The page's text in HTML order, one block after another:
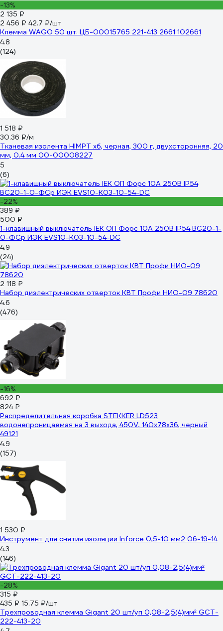
-13%
2 135 ₽
2 456 ₽ 42.7 ₽/шт
Клемма WAGO 50 шт. ЦБ-00015765 221-413 2661 102661
4.8
(124)
1 518 ₽
30.36 ₽/м
Тканевая изолента HIMPT хб, черная, 300 г, двухсторонняя, 20
мм, 0.4 мм 00-00008227
5
(6)
-22%
389 ₽
500 ₽
1-клавишный выключатель IEK ОП Форс 10А 250В IP54 BC20-1-
0-ФСр ИЭК EVS10-K03-10-54-DC
4.9
(24)
2 118 ₽
Набор диэлектрических отверток КВТ Профи НИО-09 78620
4.6
(476)
-16%
692 ₽
824 ₽
Распределительная коробка STEKKER LD523
водонепроницаемая на 3 выхода, 450V, 140x78x36, черный
49121
4.9
(157)
1 530 ₽
Инструмент для снятия изоляции Inforce 0,5-10 мм2 06-19-14
4.3
(146)
-28%
315 ₽
435 ₽ 15.75 ₽/шт
Трехпроводная клемма Gigant 20 шт/уп 0,08-2,5(4)мм² GCT-
222-413-20